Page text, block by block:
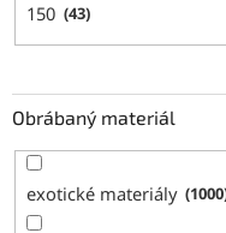
150 43
Obrábaný materiál
exotické materiály 1000